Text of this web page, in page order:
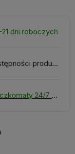
21 dni roboczych
W zależności od dostępności produktu
24/7